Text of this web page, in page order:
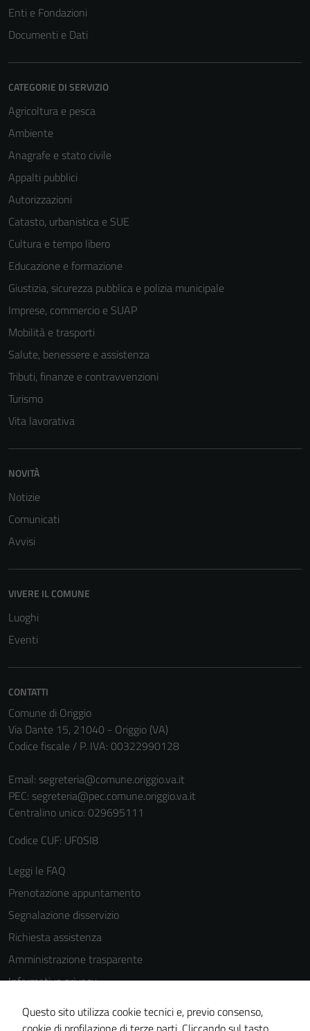
Enti e Fondazioni
Documenti e Dati
CATEGORIE DI SERVIZIO
Agricoltura e pesca
Ambiente
Anagrafe e stato civile
Appalti pubblici
Autorizzazioni
Catasto, urbanistica e SUE
Cultura e tempo libero
Educazione e formazione
Giustizia, sicurezza pubblica e polizia municipale
Imprese, commercio e SUAP
Mobilità e trasporti
Salute, benessere e assistenza
Tributi, finanze e contravvenzioni
Turismo
Vita lavorativa
NOVITÀ
Notizie
Comunicati
Avvisi
VIVERE IL COMUNE
Luoghi
Eventi
CONTATTI
Comune di Origgio
Via Dante 15, 21040 - Origgio (VA)
Codice fiscale / P. IVA: 00322990128
Email: segreteria@comune.origgio.va.it
PEC: segreteria@pec.comune.origgio.va.it
Centralino unico: 029695111
Codice CUF: UF0SI8
Leggi le FAQ
Prenotazione appuntamento
Segnalazione disservizio
Richiesta assistenza
Amministrazione trasparente
Informativa privacy
Cookie Policy
Note legali
Questo sito utilizza cookie tecnici e, previo consenso,